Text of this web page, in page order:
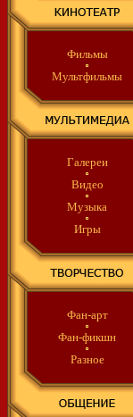
Фильмы
Мультфильмы
Галереи
Видео
Музыка
Игры
Фан-арт
Фан-фикшн
Разное